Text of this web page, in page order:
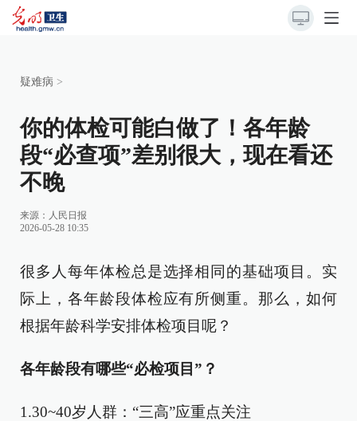
疑难病 >
你的体检可能白做了！各年龄
段“必查项”差别很大，现在看还
不晚
来源： 人民日报
2026-05-28 10:35
很多人每年体检总是选择相同的基础项目。实
际上，各年龄段体检应有所侧重。那么，如何
根据年龄科学安排体检项目呢？
各年龄段有哪些“必检项目”？
1.30~40岁人群：“三高”应重点关注